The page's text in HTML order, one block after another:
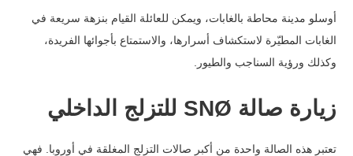
أوسلو مدينة محاطة بالغابات، ويمكن للعائلة القيام بنزهة سريعة في
الغابات المطيّرة لاستكشاف أسرارها، والاستمتاع بأجوائها الفريدة،
وكذلك ورؤية السناجب والطيور.
زيارة صالة SNØ للتزلج الداخلي
تعتبر هذه الصالة واحدة من أكبر صالات التزلج المغلقة في أوروبا. فهي